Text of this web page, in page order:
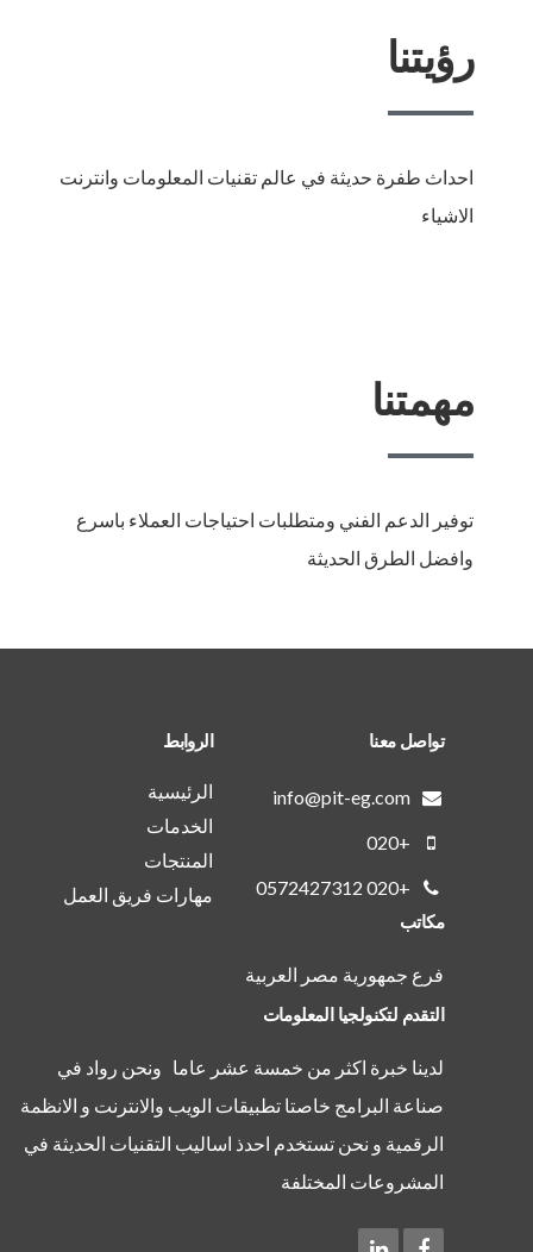
رؤيتنا
احداث طفرة حديثة في عالم تقنيات المعلومات وانترنت
الاشياء
مهمتنا
توفير الدعم الفني ومتطلبات احتياجات العملاء باسرع
وافضل الطرق الحديثة
تواصل معنا
info@pit-eg.com
+020
+020 0572427312
الروابط
الرئيسية
الخدمات
المنتجات
مهارات فريق العمل
مكاتب
فرع جمهورية مصر العربية
التقدم لتكنولجيا المعلومات
لدينا خبرة اكثر من خمسة عشر عاما ونحن رواد في
صناعة البرامج خاصتا تطبيقات الويب والانترنت و الانظمة
الرقمية و نحن تستخدم احدذ اساليب التقنيات الحديثة في
المشروعات المختلفة